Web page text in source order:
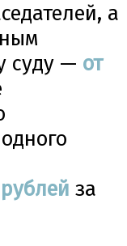
а
суду — от
за